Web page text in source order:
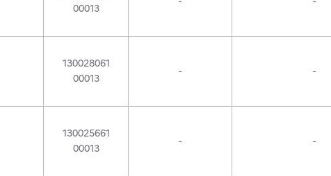
00013
130028061
00013
- -
130025661
00013
- -